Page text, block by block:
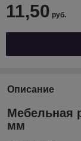
11,50 руб.
Описание
Мебельная
мм